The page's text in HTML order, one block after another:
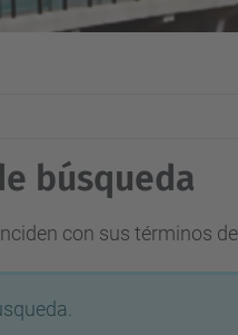
búsqueda
con sus términos